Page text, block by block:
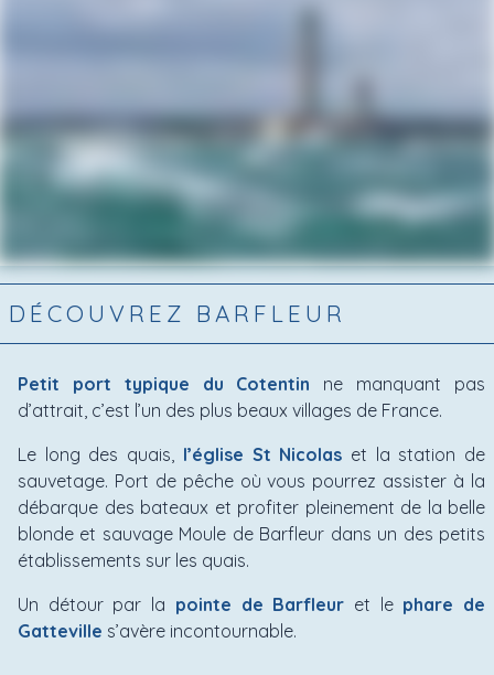
DÉCOUVREZ BARFLEUR
Petit port typique du Cotentin ne manquant pas
d’attrait, c’est l’un des plus beaux villages de France.
Le long des quais, l’église St Nicolas et la station de
sauvetage. Port de pêche où vous pourrez assister à la
débarque des bateaux et profiter pleinement de la belle
blonde et sauvage Moule de Barfleur dans un des petits
établissements sur les quais.
Un détour par la pointe de Barfleur et le phare de
Gatteville s’avère incontournable.